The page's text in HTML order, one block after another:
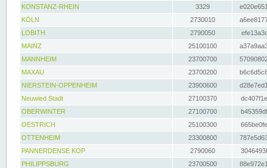
KONSTANZ-RHEIN
3329
KÖLN
2730010
LOBITH
2790050
MAINZ
25100100
MANNHEIM
23700700
MAXAU
23700200
NIERSTEIN-OPPENHEIM
23900600
Neuwied Stadt
27100370
OBERWINTER
27100700
OESTRICH
25100300
OTTENHEIM
23300800
PANNERDENSE KOP
2790060
PHILIPPSBURG
23700500